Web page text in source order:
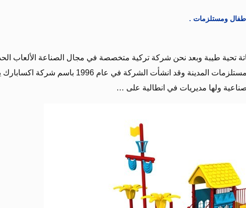
ومستلزمات .
تحية طيبة وبعد نحن شركة تركية متخصصة في مجال الصناعة الألعاب
ق للأطفال الاجهزة الرياضية و مستلزمات المدينة وقد انشأت الشركة في عام 1996 باسم شركة
ولها مديريات في انطالية على …